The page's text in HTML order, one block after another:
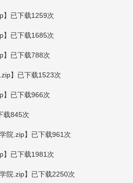
】已下载1259次
】已下载1685次
】已下载788次
】已下载1523次
】已下载966次
载845次
院.zip】已下载961 次
】已下载1981 次
院.zip】已下载2250次